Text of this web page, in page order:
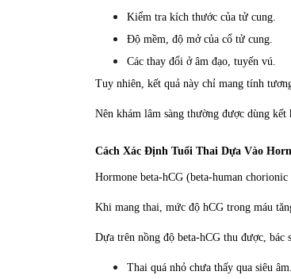
Kiểm tra kích thước của tử cung.
Độ mềm, độ mở của cổ tử cung.
Các thay đổi ở âm đạo, tuyến vú.
Tuy nhiên, kết quả này chỉ mang tính
Nên khám lâm sàng thường được dùng
Cách Xác Định Tuổi Thai Dựa Vào
Hormone beta-hCG (beta-human
Khi mang thai, mức độ hCG trong máu
Dựa trên nồng độ beta-hCG thu được,
Thai quá nhỏ chưa thấy qua siêu âm.